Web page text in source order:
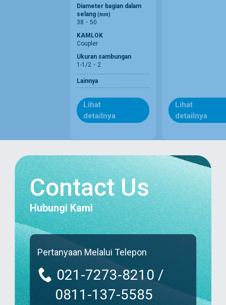
Diameter bagian dalam
selang (mm)
38・50
KAMLOK
Coupler
Ukuran sambungan
1-1/2・2
Lainnya
Lihat
detailnya
Lihat
detailnya
Contact Us
Hubungi Kami
Pertanyaan Melalui Telepon
021-7273-8210 /
0811-137-5585